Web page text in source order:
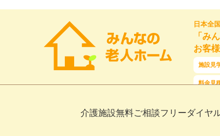
日本全
「み
お客
施設見
料金見
介護施設無料ご相談フリーダイヤ